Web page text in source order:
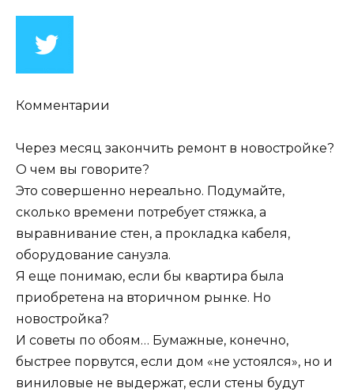
Комментарии
Через месяц закончить ремонт в новостройке?
О чем вы говорите?
Это совершенно нереально. Подумайте,
сколько времени потребует стяжка, а
выравнивание стен, а прокладка кабеля,
оборудование санузла.
Я еще понимаю, если бы квартира была
приобретена на вторичном рынке. Но
новостройка?
И советы по обоям… Бумажные, конечно,
быстрее порвутся, если дом «не устоялся», но и
виниловые не выдержат, если стены будут